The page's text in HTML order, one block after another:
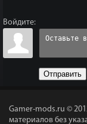
Войдите:
Отправить
Gamer-mods.ru ©
материалов без